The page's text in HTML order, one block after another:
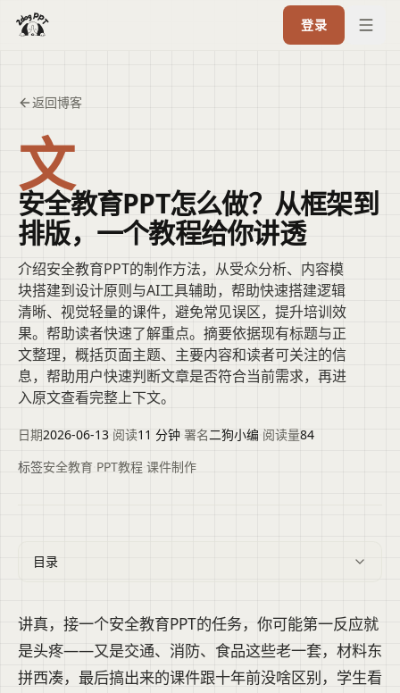
登录
返回博客
文
安全教育PPT怎么做？从框架到
排版，一个教程给你讲透
介绍安全教育PPT的制作方法，从受众分析、内容模
块搭建到设计原则与AI工具辅助，帮助快速搭建逻辑
清晰、视觉轻量的课件，避免常见误区，提升培训效
果。帮助读者快速了解重点。摘要依据现有标题与正
文整理，概括页面主题、主要内容和读者可关注的信
息，帮助用户快速判断文章是否符合当前需求，再进
入原文查看完整上下文。
日期2026-06-13 阅读11 分钟 署名二狗小编 阅读量84
标签安全教育 PPT教程 课件制作
目录
讲真，接一个安全教育PPT的任务，你可能第一反应就
是头疼——又是交通、消防、食品这些老一套，材料东
拼西凑，最后搞出来的课件跟十年前没啥区别，学生看